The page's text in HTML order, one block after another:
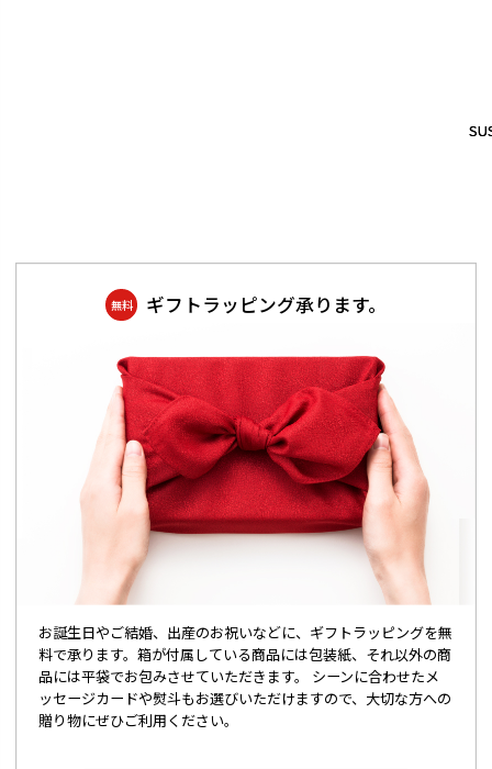
無料 ギフトラッピング承ります。
お誕生日やご結婚、出産のお祝いなどに、ギフトラッピングを無
料で承ります。箱が付属している商品には包装紙、それ以外の商
品には平袋でお包みさせていただきます。 シーンに合わせたメ
ッセージカードや熨斗もお選びいただけますので、大切な方への
贈り物にぜひご利用ください。